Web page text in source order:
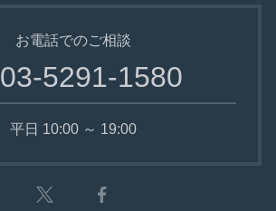
お電話でのご相談
03-5291-1580
平日 10:00 ～ 19:00